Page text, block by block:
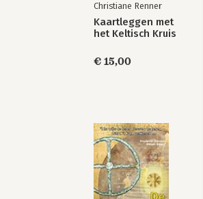
Christiane Renner
Kaartleggen met
het Keltisch Kruis
€ 15,00